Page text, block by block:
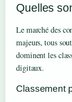
Quelles
Le marché des
majeurs, tous
dominent les
digitaux.
Classement